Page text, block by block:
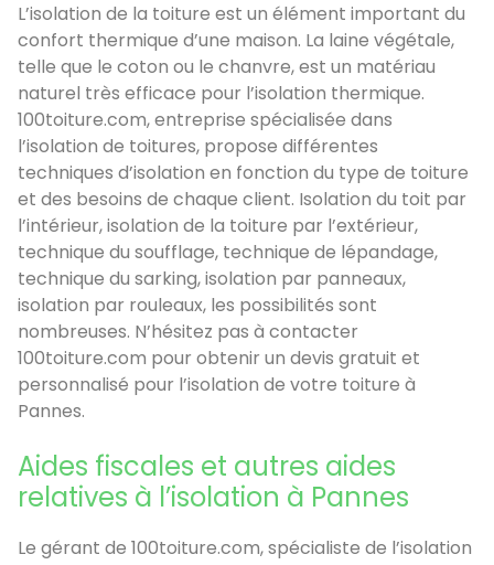
L’isolation de la toiture est un élément important du
confort thermique d’une maison. La laine végétale,
telle que le coton ou le chanvre, est un matériau
naturel très efficace pour l’isolation thermique.
100toiture.com, entreprise spécialisée dans
l’isolation de toitures, propose différentes
techniques d’isolation en fonction du type de toiture
et des besoins de chaque client. Isolation du toit par
l’intérieur, isolation de la toiture par l’extérieur,
technique du soufflage, technique de lépandage,
technique du sarking, isolation par panneaux,
isolation par rouleaux, les possibilités sont
nombreuses. N’hésitez pas à contacter
100toiture.com pour obtenir un devis gratuit et
personnalisé pour l’isolation de votre toiture à
Pannes.
Aides fiscales et autres aides
relatives à l’isolation à Pannes
Le gérant de 100toiture.com, spécialiste de l’isolation